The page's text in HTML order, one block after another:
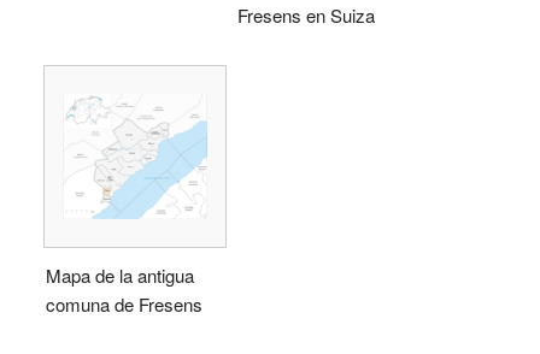
Fresens en Suiza
Mapa de la antigua
comuna de Fresens